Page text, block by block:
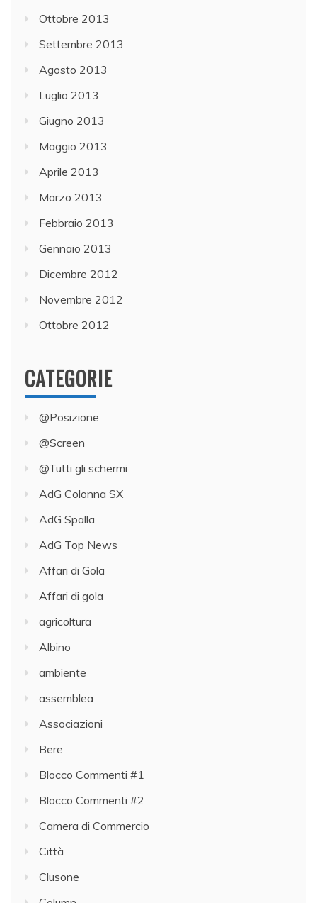
Ottobre 2013
Settembre 2013
Agosto 2013
Luglio 2013
Giugno 2013
Maggio 2013
Aprile 2013
Marzo 2013
Febbraio 2013
Gennaio 2013
Dicembre 2012
Novembre 2012
Ottobre 2012
CATEGORIE
@Posizione
@Screen
@Tutti gli schermi
AdG Colonna SX
AdG Spalla
AdG Top News
Affari di Gola
Affari di gola
agricoltura
Albino
ambiente
assemblea
Associazioni
Bere
Blocco Commenti #1
Blocco Commenti #2
Camera di Commercio
Città
Clusone